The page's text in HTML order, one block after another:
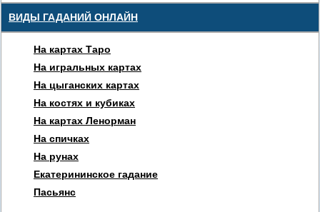
ВИДЫ ГАДАНИЙ ОНЛАЙН
На картах Таро
На игральных картах
На цыганских картах
На костях и кубиках
На картах Ленорман
На спичках
На рунах
Екатерининское гадание
Пасьянс